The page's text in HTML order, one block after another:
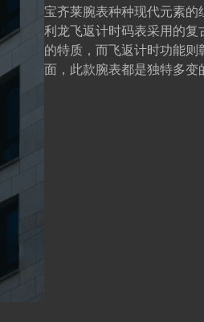
宝齐莱腕表种种现代元素的
利龙飞返计时码表采用的复
的特质，而飞返计时功能
面，此款腕表都是独特多变